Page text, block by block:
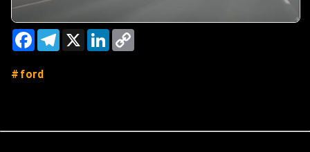
FacebookTelegram
X LinkedIn
ford